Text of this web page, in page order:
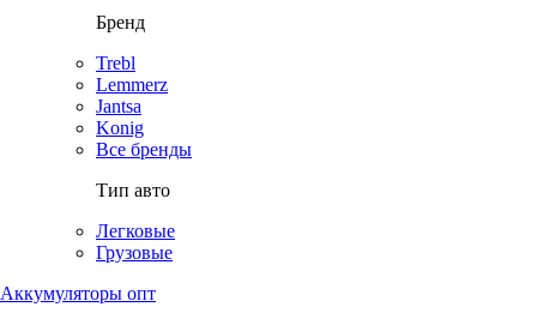
Бренд
Trebl
Lemmerz
Jantsa
Konig
Все бренды
Тип авто
Легковые
Грузовые
Аккумуляторы опт